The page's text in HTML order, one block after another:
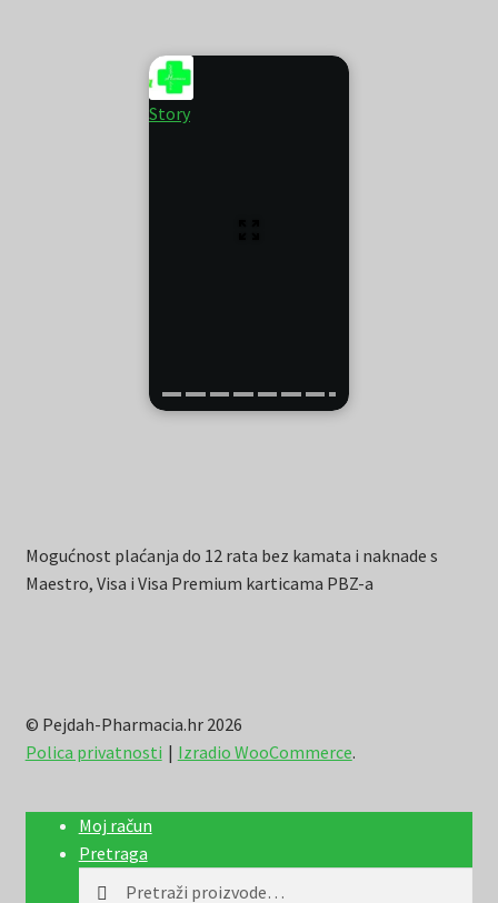
Story
Mogućnost plaćanja do 12 rata bez kamata i naknade s
Maestro, Visa i Visa Premium karticama PBZ-a
© Pejdah-Pharmacia.hr 2026
Polica privatnosti
Izradio WooCommerce.
Moj račun
Pretraga